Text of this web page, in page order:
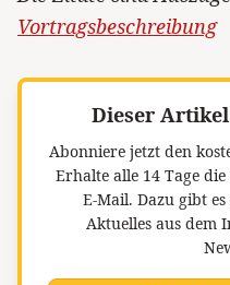
Vortragsbeschreibung
Dieser
Abonniere jetzt den
Erhalte alle 14 Tage
E-Mail. Dazu gibt
Aktuelles aus dem